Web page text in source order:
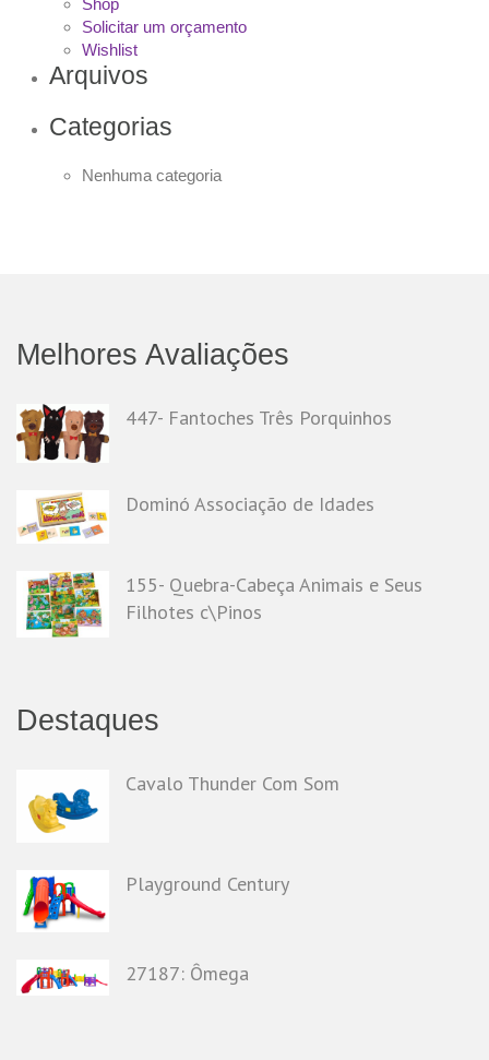
Shop
Solicitar um orçamento
Wishlist
Arquivos
Categorias
Nenhuma categoria
Melhores Avaliações
447- Fantoches Três Porquinhos
Dominó Associação de Idades
155- Quebra-Cabeça Animais e Seus
Filhotes c\Pinos
Destaques
Cavalo Thunder Com Som
Playground Century
27187: Ômega